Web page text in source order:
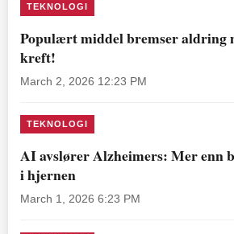
TEKNOLOGI
Populært middel bremser aldring
kreft!
March 2, 2026 12:23 PM
TEKNOLOGI
AI avslører Alzheimers: Mer enn
i hjernen
March 1, 2026 6:23 PM